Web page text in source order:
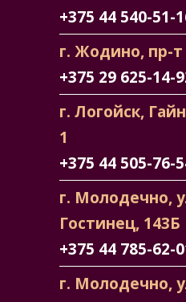
+375 44 540-51-
г. Жодино, пр-
+375 29 625-14-
г. Логойск,
1
+375 44 505-76-
г. Молодечно,
Гостинец, 143Б
+375 44 785-62-
г. Молодечно,